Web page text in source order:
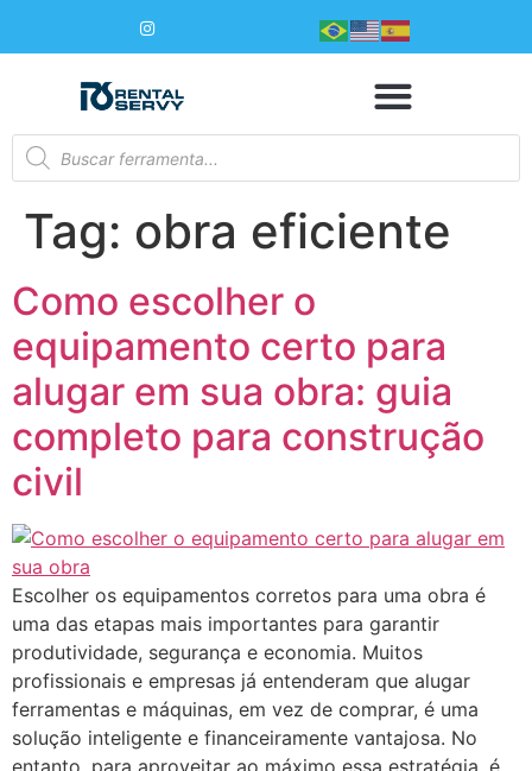
Tag: obra eficiente
Como escolher o
equipamento certo para
alugar em sua obra: guia
completo para construção
civil
Escolher os equipamentos corretos para uma obra é
uma das etapas mais importantes para garantir
produtividade, segurança e economia. Muitos
profissionais e empresas já entenderam que alugar
ferramentas e máquinas, em vez de comprar, é uma
solução inteligente e financeiramente vantajosa. No
entanto, para aproveitar ao máximo essa estratégia, é